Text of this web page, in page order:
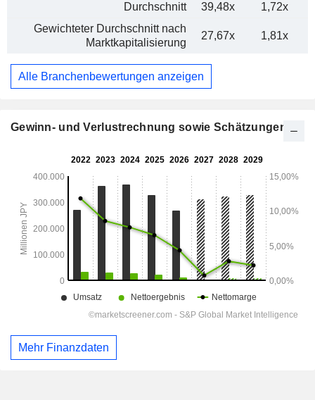
Durchschnitt
39,48x 1,72x
Gewichteter Durchschnitt nach
Marktkapitalisierung
27,67x 1,81x
Alle Branchenbewertungen anzeigen
Gewinn- und Verlustrechnung sowie Schätzungen
Mehr Finanzdaten